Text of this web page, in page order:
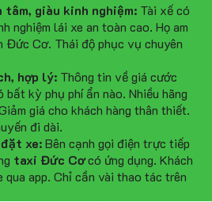
giàu kinh nghiệm: Tài xế có
nghiệm lái xe an toàn cao. Họ am
Đức Cơ. Thái độ phục vụ chuyên
hợp lý: Thông tin về giá cước
bất kỳ phụ phí ẩn nào. Nhiều hãng
giá cho khách hàng thân thiết.
đi dài.
xe:Bên cạnh gọi điện trực tiếp
taxi Đức Cơcó ứng dụng. Khách
qua app. Chỉ cần vài thao tác trên